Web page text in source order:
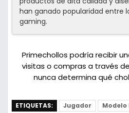
han ganado popularidad entre
gaming.
Primechollos podría recibir
visitas o compras a través
nunca determina qué
ETIQUETAS: Jugador Modelo